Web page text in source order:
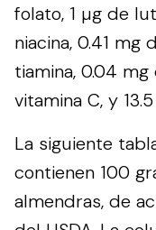
folato, 1 µg de
niacina, 0.41 mg
tiamina, 0.04
vitamina C, y
La siguiente
contienen 100
almendras, de